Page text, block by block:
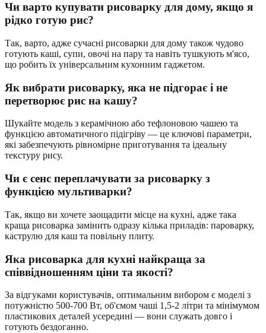
Чи варто купувати рисоварку для дому, якщо я
рідко готую рис?
Так, варто, адже сучасні рисоварки для дому також чудово
готують каші, супи, овочі на пару та навіть тушкують м'ясо,
що робить їх універсальним кухонним гаджетом.
Як вибрати рисоварку, яка не підгорає і не
перетворює рис на кашу?
Шукайте модель з керамічною або тефлоновою чашею та
функцією автоматичного підігріву — це ключові параметри,
які забезпечують рівномірне приготування та ідеальну
текстуру рису.
Чи є сенс переплачувати за рисоварку з
функцією мультиварки?
Так, якщо ви хочете заощадити місце на кухні, адже така
краща рисоварка замінить одразу кілька приладів: пароварку,
каструлю для каш та повільну плиту.
Яка рисоварка для кухні найкраща за
співвідношенням ціни та якості?
За відгуками користувачів, оптимальним вибором є моделі з
потужністю 500-700 Вт, об'ємом чаші 1,5-2 літри та мінімумом
пластикових деталей усередині — вони служать довго і
готують бездоганно.